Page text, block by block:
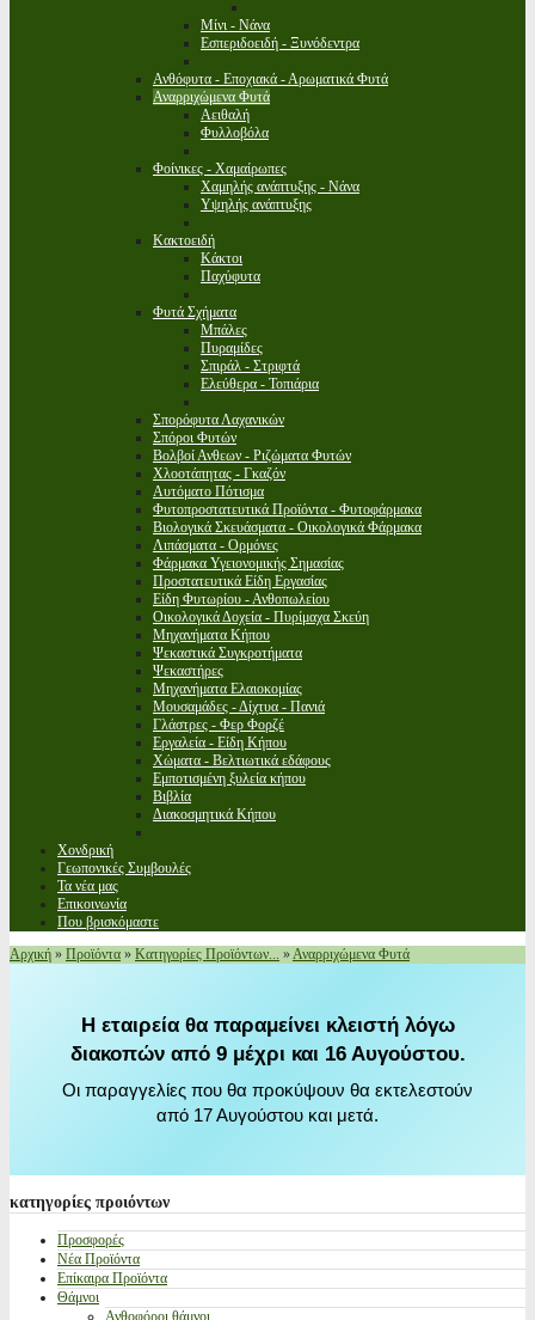
Μίνι - Νάνα
Εσπεριδοειδή - Ξυνόδεντρα
Ανθόφυτα - Εποχιακά - Αρωματικά Φυτά
Αναρριχώμενα Φυτά
Αειθαλή
Φυλλοβόλα
Φοίνικες - Χαμαίρωπες
Χαμηλής ανάπτυξης - Νάνα
Υψηλής ανάπτυξης
Κακτοειδή
Κάκτοι
Παχύφυτα
Φυτά Σχήματα
Μπάλες
Πυραμίδες
Σπιράλ - Στριφτά
Ελεύθερα - Τοπιάρια
Σπορόφυτα Λαχανικών
Σπόροι Φυτών
Βολβοί Ανθεων - Ριζώματα Φυτών
Χλοοτάπητας - Γκαζόν
Αυτόματο Πότισμα
Φυτοπροστατευτικά Προϊόντα - Φυτοφάρμακα
Βιολογικά Σκευάσματα - Οικολογικά Φάρμακα
Λιπάσματα - Ορμόνες
Φάρμακα Υγειονομικής Σημασίας
Προστατευτικά Είδη Εργασίας
Είδη Φυτωρίου - Ανθοπωλείου
Οικολογικά Δοχεία - Πυρίμαχα Σκεύη
Μηχανήματα Κήπου
Ψεκαστικά Συγκροτήματα
Ψεκαστήρες
Μηχανήματα Ελαιοκομίας
Μουσαμάδες - Δίχτυα - Πανιά
Γλάστρες - Φερ Φορζέ
Εργαλεία - Είδη Κήπου
Χώματα - Βελτιωτικά εδάφους
Εμποτισμένη ξυλεία κήπου
Βιβλία
Διακοσμητικά Κήπου
Χονδρική
Γεωπονικές Συμβουλές
Τα νέα μας
Επικοινωνία
Που βρισκόμαστε
Αρχική » Προϊόντα » Κατηγορίες Προϊόντων... »Αναρριχώμενα Φυτά
Η εταιρεία θα παραμείνει κλειστή λόγω
διακοπών από 9 μέχρι και 16 Αυγούστου.
Οι παραγγελίες που θα προκύψουν θα εκτελεστούν
από 17 Αυγούστου και μετά.
κατηγορίες προιόντων
Προσφορές
Νέα Προϊόντα
Επίκαιρα Προϊόντα
Θάμνοι
Ανθοφόροι θάμνοι